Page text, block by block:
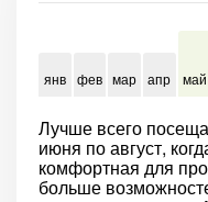
янв фев мар апр май
Лучше всего
июня по август,
комфортная для
больше